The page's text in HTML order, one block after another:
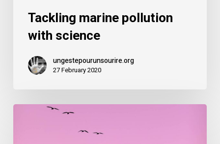
Tackling marine pollution
with science
ungestepourunsourire.org
27 February 2020